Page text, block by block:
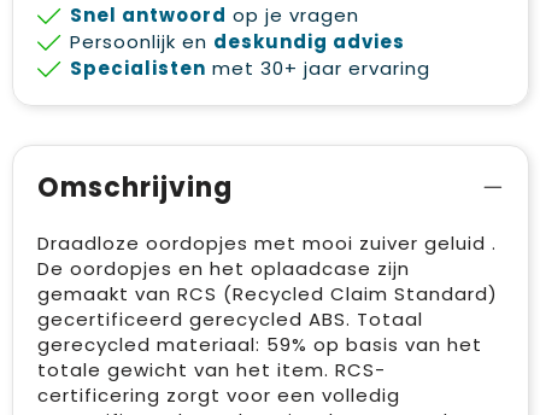
Snel antwoord op je vragen
Persoonlijk en deskundig advies
Specialisten met 30+ jaar ervaring
Omschrijving
Draadloze oordopjes met mooi zuiver geluid .
De oordopjes en het oplaadcase zijn
gemaakt van RCS (Recycled Claim Standard)
gecertificeerd gerecycled ABS. Totaal
gerecycled materiaal: 59% op basis van het
totale gewicht van het item. RCS-
certificering zorgt voor een volledig